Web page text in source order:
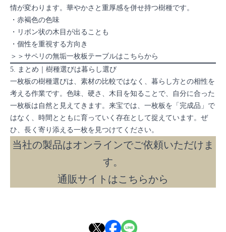
情が変わります。華やかさと重厚感を併せ持つ樹種です。
・赤褐色の色味
・リボン状の木目が出ることも
・個性を重視する方向き
＞＞サペリの無垢一枚板テーブルはこちらから
5. まとめ｜樹種選びは暮らし選び
一枚板の樹種選びは、素材の比較ではなく、暮らし方との相性を
考える作業です。色味、硬さ、木目を知ることで、自分に合った
一枚板は自然と見えてきます。来宝では、一枚板を「完成品」で
はなく、時間とともに育っていく存在として捉えています。ぜ
ひ、長く寄り添える一枚を見つけてください。
当社の製品はオンラインでご依頼いただけま
す。
通販サイトはこちらから